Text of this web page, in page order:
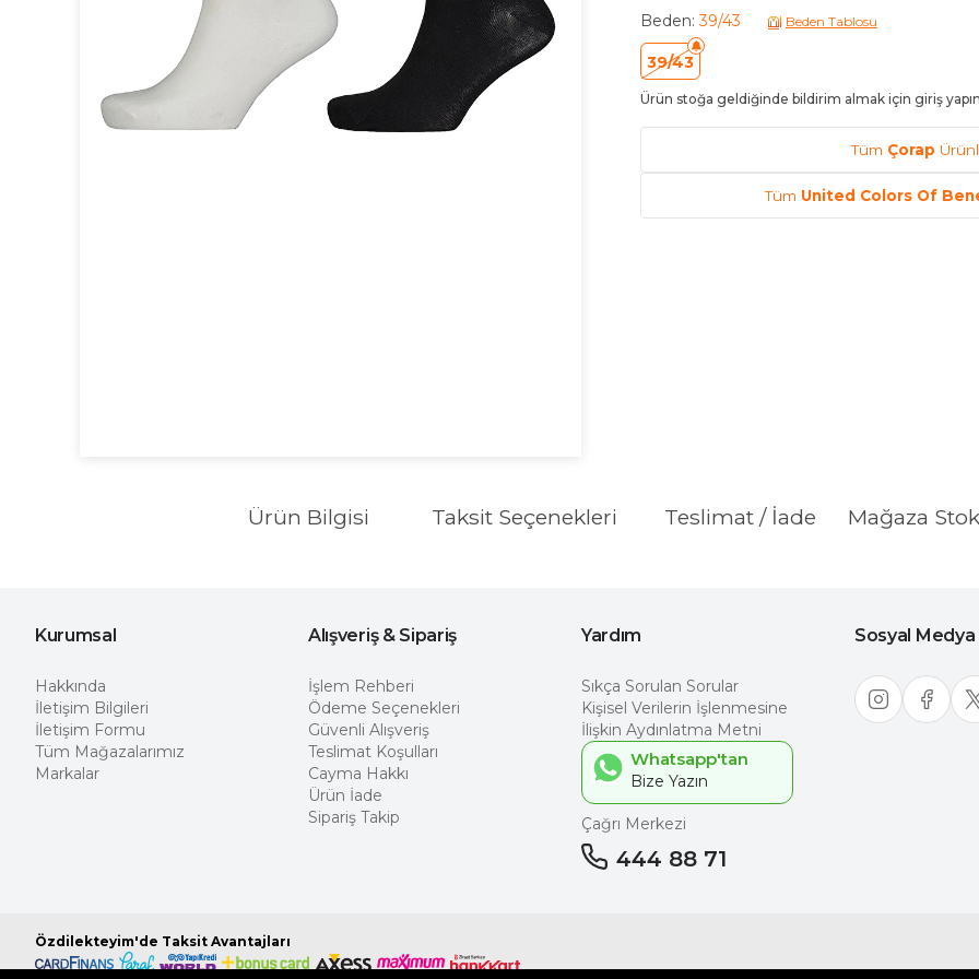
Beden:39/43 Beden Tablosu
39/43
Ürün stoğa geldiğinde bildirim almak için giriş
Tüm Çorap
Tüm United Colors Of
Ürün Bilgisi Taksit Seçenekleri Teslimat / İade Mağaza
Kurumsal
Hakkında
İletişim Bilgileri
İletişim Formu
Tüm Mağazalarımız
Markalar
Alışveriş & Sipariş
İşlem Rehberi
Ödeme Seçenekleri
Güvenli Alışveriş
Teslimat Koşulları
Cayma Hakkı
Ürün İade
Sipariş Takip
Yardım
Sıkça Sorulan Sorular
Kişisel Verilerin İşlenmesine
İlişkin Aydınlatma Metni
Whatsapp'tan
Çağrı Merkezi
Sosyal Medya
Özdilekteyim'de Taksit Avantajları